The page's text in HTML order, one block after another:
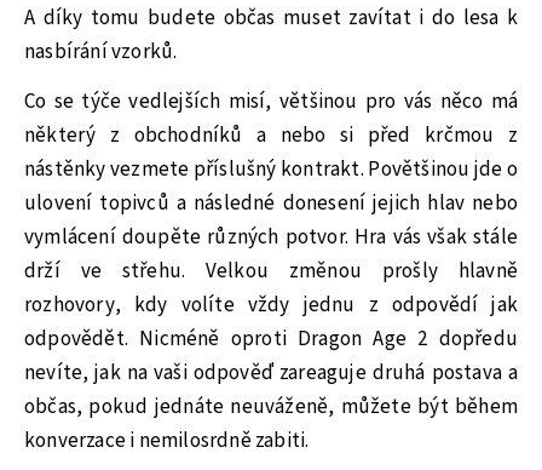
A díky tomu budete občas muset zavítat i do lesa k
nasbírání vzorků.
Co se týče vedlejších misí, většinou pro vás něco má
některý z obchodníků a nebo si před krčmou z
nástěnky vezmete příslušný kontrakt. Povětšinou jde o
ulovení topivců a následné donesení jejich hlav nebo
vymlácení doupěte různých potvor. Hra vás však stále
drží ve střehu. Velkou změnou prošly hlavně
rozhovory, kdy volíte vždy jednu z odpovědí jak
odpovědět. Nicméně oproti Dragon Age 2 dopředu
nevíte, jak na vaši odpověď zareaguje druhá postava a
občas, pokud jednáte neuváženě, můžete být během
konverzace i nemilosrdně zabiti.